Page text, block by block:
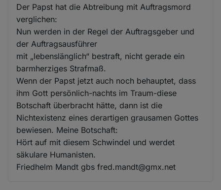
Der Papst hat die Abtreibung mit Auftragsmord
verglichen:
Nun werden in der Regel der Auftragsgeber und
der Auftragsausführer
mit „lebenslänglich“ bestraft, nicht gerade ein
barmherziges Strafmaß.
Wenn der Papst jetzt auch noch behauptet, dass
ihm Gott persönlich-nachts im Traum-diese
Botschaft überbracht hätte, dann ist die
Nichtexistenz eines derartigen grausamen Gottes
bewiesen. Meine Botschaft:
Hört auf mit diesem Schwindel und werdet
säkulare Humanisten.
Friedhelm Mandt gbs fred.mandt@gmx.net